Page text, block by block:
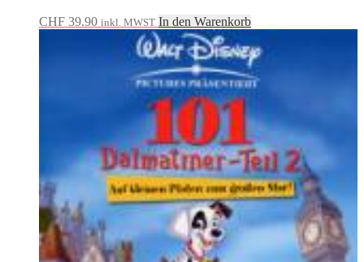
CHF 39.90 inkl. MWST In den Warenkorb